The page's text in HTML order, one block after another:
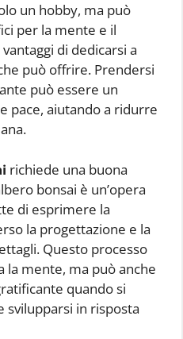
un hobby, ma può
per la mente e il
di dedicarsi a
può offrire. Prendersi
può essere un
pace, aiutando a ridurre
richiede una buona
bonsai è un’opera
di esprimere la
la progettazione e la
Questo processo
la mente, ma può anche
quando si
svilupparsi in risposta